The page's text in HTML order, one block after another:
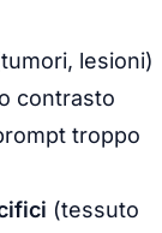
lesioni)
contrasto
troppo
(tessuto